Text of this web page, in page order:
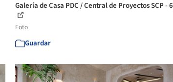
Galería de Casa PDC / Central de Proyectos SCP - 6
Foto
Guardar